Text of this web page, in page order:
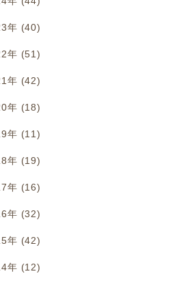
年 (40)
年 (51)
年 (42)
年 (18)
年 (11)
年 (19)
年 (16)
年 (32)
年 (42)
年 (12)